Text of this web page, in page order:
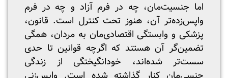
اما جنسیت‌مان، چه در فرم آزاد و چه در فرم
واپس‌زده‌تر آن، هنوز تحت کنترل است. قانون،
پزشکی و وابستگی اقتصادی‌مان به مردان، همگی
تضمین‌گر آن هستند که اگرچه قوانین تا حدی
سست‌تر شده‌اند، خودانگیختگی از زندگی